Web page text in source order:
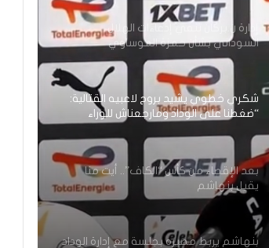
إدارة ن.بركان تنفي إدعاءات الهلال
السوداني بشأن حمزة الموساوي
شكري خطوي يشيد بروح لاعبيه القتالية:
“ضغطنا على الوداد ومارجعناش للوراء
بعد الإقصاء من كأس “الكاف”.. أيت منا
يقيل بنهاشم
بنهاشم يربط مصيره بجلسة مع إدارة الوداد